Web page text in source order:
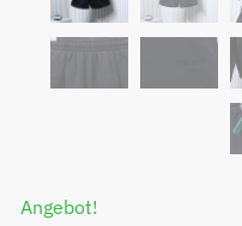
Angebot!